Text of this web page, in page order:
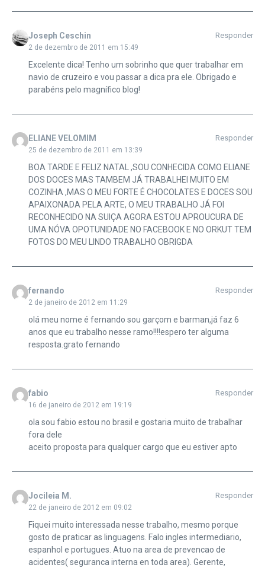
Joseph Ceschin
2 de dezembro de 2011 em 15:49
Responder
Excelente dica! Tenho um sobrinho que quer trabalhar em
navio de cruzeiro e vou passar a dica pra ele. Obrigado e
parabéns pelo magnífico blog!
ELIANE VELOMIM
25 de dezembro de 2011 em 13:39
Responder
BOA TARDE E FELIZ NATAL ,SOU CONHECIDA COMO ELIANE
DOS DOCES MAS TAMBEM JÁ TRABALHEI MUITO EM
COZINHA ,MAS O MEU FORTE É CHOCOLATES E DOCES SOU
APAIXONADA PELA ARTE, O MEU TRABALHO JÁ FOI
RECONHECIDO NA SUIÇA AGORA ESTOU APROUCURA DE
UMA NÓVA OPOTUNIDADE NO FACEBOOK E NO ORKUT TEM
FOTOS DO MEU LINDO TRABALHO OBRIGDA
fernando
2 de janeiro de 2012 em 11:29
Responder
olá meu nome é fernando sou garçom e barman,já faz 6
anos que eu trabalho nesse ramo!!!!espero ter alguma
resposta.grato fernando
fabio
16 de janeiro de 2012 em 19:19
Responder
ola sou fabio estou no brasil e gostaria muito de trabalhar
fora dele
aceito proposta para qualquer cargo que eu estiver apto
Jocileia M.
22 de janeiro de 2012 em 09:02
Responder
Fiquei muito interessada nesse trabalho, mesmo porque
gosto de praticar as linguagens. Falo ingles intermediario,
espanhol e portugues. Atuo na area de prevencao de
acidentes( seguranca interna en toda area). Gerente,